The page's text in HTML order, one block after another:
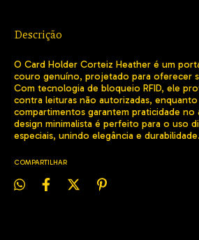
Descrição
O Card Holder Corteiz Heather é um
couro genuíno, projetado para oferecer
Com tecnologia de bloqueio RFID, ele
contra leituras não autorizadas,
compartimentos garantem praticidade no
design minimalista é perfeito para o uso
especiais, unindo elegância e durabilidade.
COMPARTILHAR